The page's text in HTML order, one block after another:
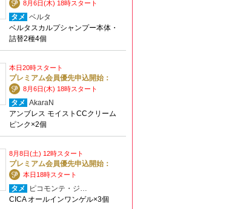
8月6日(木) 18時スタート
タメ ベルタ
ベルタスカルプシャンプー本体・
詰替2種4個
本日20時スタート
プレミアム会員優先申込開始：
8月6日(木) 18時スタート
タメ AkaraN
アンブレス モイストCCクリーム
ピンク×2個
8月8日(土) 12時スタート
プレミアム会員優先申込開始：
本日18時スタート
タメ
ピコモンテ・ジ…
CICA オールインワンゲル×3個